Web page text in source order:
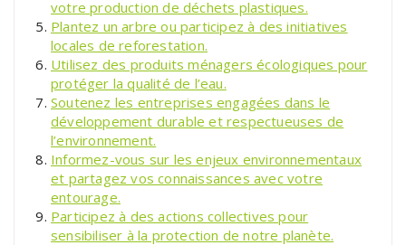
votre production de déchets plastiques.
Plantez un arbre ou participez à des initiatives
locales de reforestation.
Utilisez des produits ménagers écologiques pour
protéger la qualité de l’eau.
Soutenez les entreprises engagées dans le
développement durable et respectueuses de
l’environnement.
Informez-vous sur les enjeux environnementaux
et partagez vos connaissances avec votre
entourage.
Participez à des actions collectives pour
sensibiliser à la protection de notre planète.